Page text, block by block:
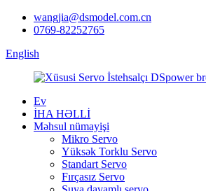
wangjia@dsmodel.com.cn
0769-82252765
English
Ev
İHA HƏLLİ
Məhsul nümayişi
Mikro Servo
Yüksək Torklu Servo
Standart Servo
Fırçasız Servo